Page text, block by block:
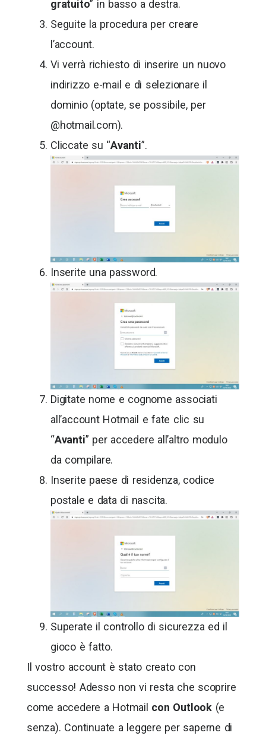
gratuito” in basso a destra.
Seguite la procedura per creare
l’account.
Vi verrà richiesto di inserire un nuovo
indirizzo e-mail e di selezionare il
dominio (optate, se possibile, per
@hotmail.com).
Cliccate su “Avanti”.
Inserite una password.
Digitate nome e cognome associati
all’account Hotmail e fate clic su
“Avanti” per accedere all’altro modulo
da compilare.
Inserite paese di residenza, codice
postale e data di nascita.
Superate il controllo di sicurezza ed il
gioco è fatto.
Il vostro account è stato creato con
successo! Adesso non vi resta che scoprire
come accedere a Hotmail con Outlook (e
senza). Continuate a leggere per saperne di